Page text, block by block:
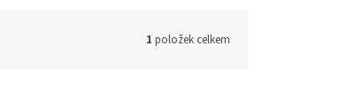
1 položek celkem